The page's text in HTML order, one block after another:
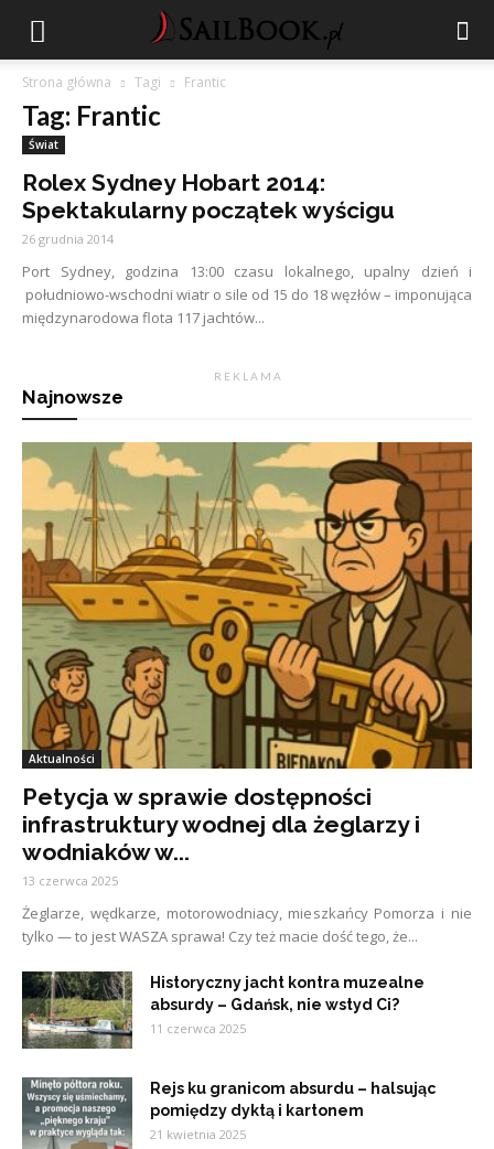
Strona główna Tagi Frantic
Tag: Frantic
Świat
Rolex Sydney Hobart 2014:
Spektakularny początek wyścigu
26 grudnia 2014
Port Sydney, godzina 13:00 czasu lokalnego, upalny dzień i
południowo-wschodni wiatr o sile od 15 do 18 węzłów – imponująca
międzynarodowa flota 117 jachtów...
R E K L A M A
Najnowsze
Aktualności
Petycja w sprawie dostępności
infrastruktury wodnej dla żeglarzy i
wodniaków w...
13 czerwca 2025
Żeglarze, wędkarze, motorowodniacy, mieszkańcy Pomorza i nie
tylko — to jest WASZA sprawa! Czy też macie dość tego, że...
Historyczny jacht kontra muzealne
absurdy – Gdańsk, nie wstyd Ci?
11 czerwca 2025
Rejs ku granicom absurdu – halsując
pomiędzy dyktą i kartonem
21 kwietnia 2025